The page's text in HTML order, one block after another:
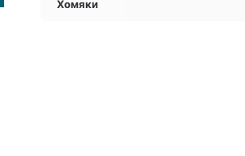
Хомяки